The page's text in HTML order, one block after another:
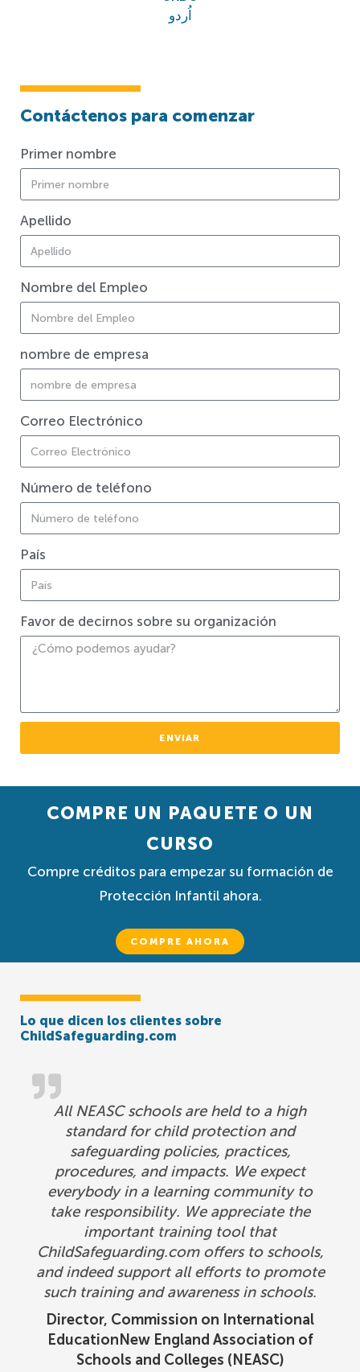
اُردو
Contáctenos para comenzar
Primer nombre
Apellido
Nombre del Empleo
nombre de empresa
Correo Electrónico
Número de teléfono
País
Favor de decirnos sobre su organización
ENVIAR
COMPRE UN PAQUETE O UN
CURSO
Compre créditos para empezar su formación de
Protección Infantil ahora.
COMPRE AHORA
Lo que dicen los clientes sobre
ChildSafeguarding.com
Director, Commission on International
EducationNew England Association of
Schools and Colleges (NEASC)
All NEASC schools are held to a high
standard for child protection and
safeguarding policies, practices,
procedures, and impacts. We expect
everybody in a learning community to
take responsibility. We appreciate the
important training tool that
ChildSafeguarding.com offers to schools,
and indeed support all efforts to promote
such training and awareness in schools.